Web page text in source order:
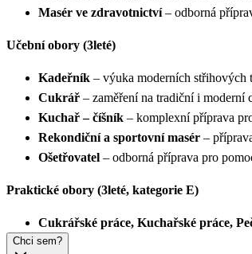
Masér ve zdravotnictví– odborná
Učební obory (3leté)
Kadeřník – výuka moderních střihových
Cukrář – zaměření na tradiční i moderní
Kuchař – číšník – komplexní příprava
Rekondiční a sportovní masér –
Ošetřovatel – odborná příprava pro
Praktické obory (3leté, kategorie E)
Cukrářské práce, Kuchařské práce,
Chci sem?